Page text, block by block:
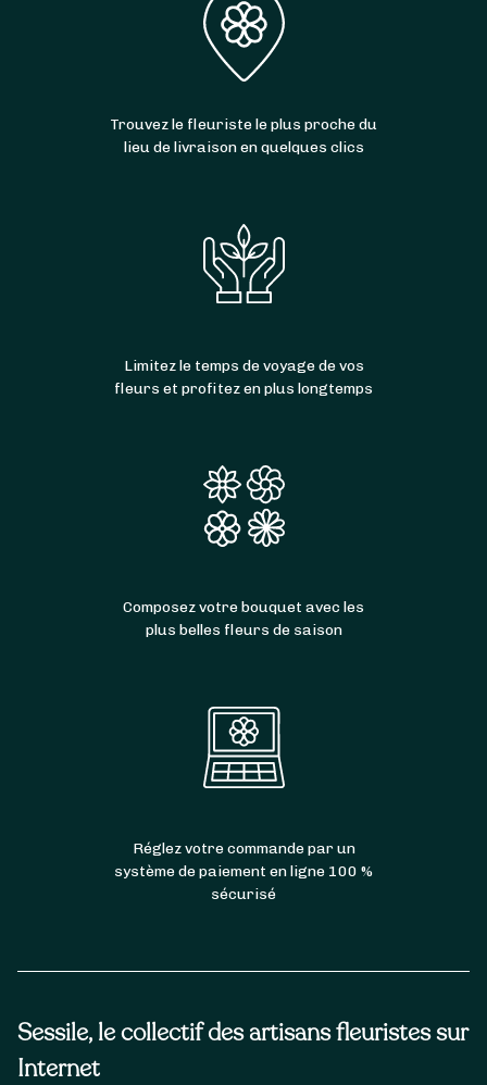
Sessile, le collectif des artisans fleuristes sur
Internet
Trouvez le fleuriste le plus proche du
lieu de livraison en quelques clics
Limitez le temps de voyage de vos
fleurs et profitez en plus longtemps
Composez votre bouquet avec les
plus belles fleurs de saison
Réglez votre commande par un
système de paiement en ligne 100 %
sécurisé